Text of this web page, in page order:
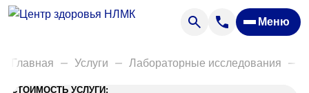
Меню
Анализы
Акции
Пациентам
Главная Услуги Лабораторные исследования
СТОИМОСТЬ УСЛУГИ: